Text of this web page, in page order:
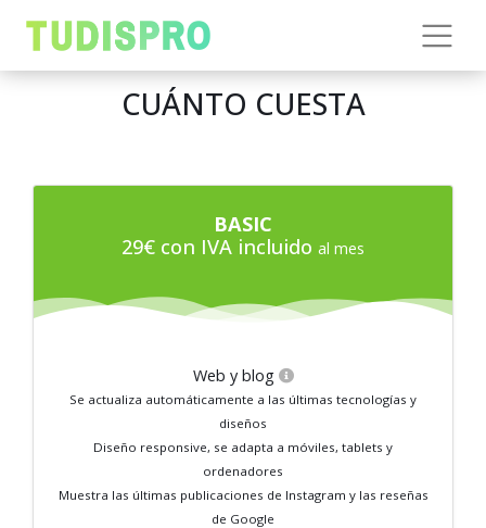
CUÁNTO CUESTA
BASIC
29€ con IVA incluido al mes
Web y blog
Se actualiza automáticamente a las últimas tecnologías y
diseños
Diseño responsive, se adapta a móviles, tablets y
ordenadores
Muestra las últimas publicaciones de Instagram y las reseñas
de Google